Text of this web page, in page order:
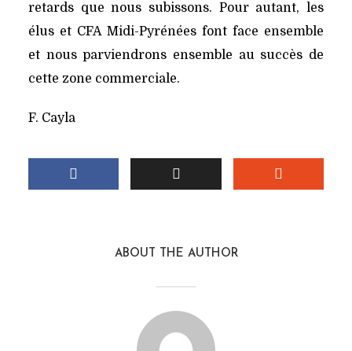
retards que nous subissons. Pour autant, les
élus et CFA Midi-Pyrénées font face ensemble
et nous parviendrons ensemble au succès de
cette zone commerciale.
F. Cayla
ABOUT THE AUTHOR